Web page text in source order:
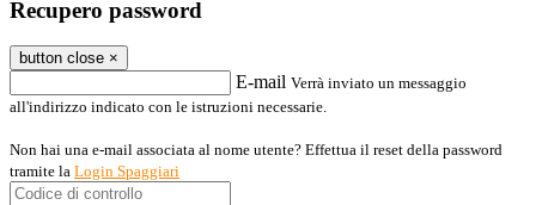
Recupero password
button close ×
E-mail Verrà inviato un messaggio
all'indirizzo indicato con le istruzioni necessarie.
Non hai una e-mail associata al nome utente? Effettua il reset della password
tramite la Login Spaggiari